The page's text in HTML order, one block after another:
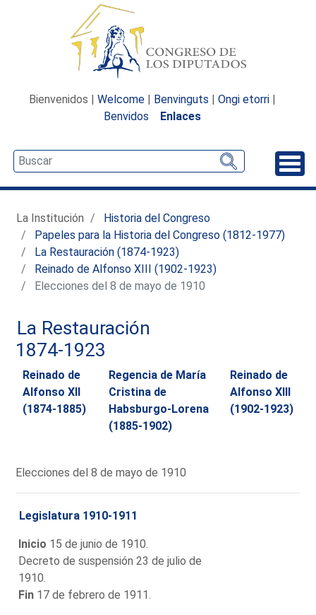
Bienvenidos | Welcome | Benvinguts | Ongi etorri |
Benvidos
Enlaces
La Institución
Historia del Congreso
Papeles para la Historia del Congreso (1812-1977)
La Restauración (1874-1923)
Reinado de Alfonso XIII (1902-1923)
Elecciones del 8 de mayo de 1910
La Restauración
1874-1923
Reinado de
Alfonso XII
(1874-1885)
Regencia de María
Cristina de
Habsburgo-Lorena
(1885-1902)
Reinado de
Alfonso XIII
(1902-1923)
Elecciones del 8 de mayo de 1910
Legislatura 1910-1911
Inicio 15 de junio de 1910.
Decreto de suspensión 23 de julio de
1910.
Fin 17 de febrero de 1911.